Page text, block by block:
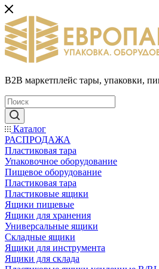
B2B маркетплейс тары, упаковки,
Каталог
РАСПРОДАЖА
Пластиковая тара
Упаковочное оборудование
Пищевое оборудование
Пластиковая тара
Пластиковые ящики
Ящики пищевые
Ящики для хранения
Универсальные ящики
Складные ящики
Ящики для инструмента
Ящики для склада